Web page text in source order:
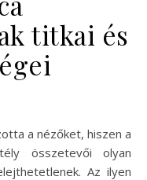
titkai és
összetevői olyan
Az ilyen